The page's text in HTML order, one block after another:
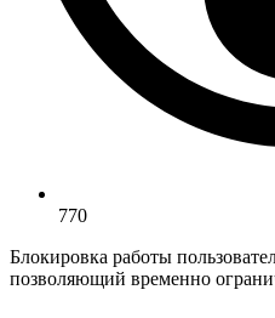
770
Блокировка работы
позволяющий временно